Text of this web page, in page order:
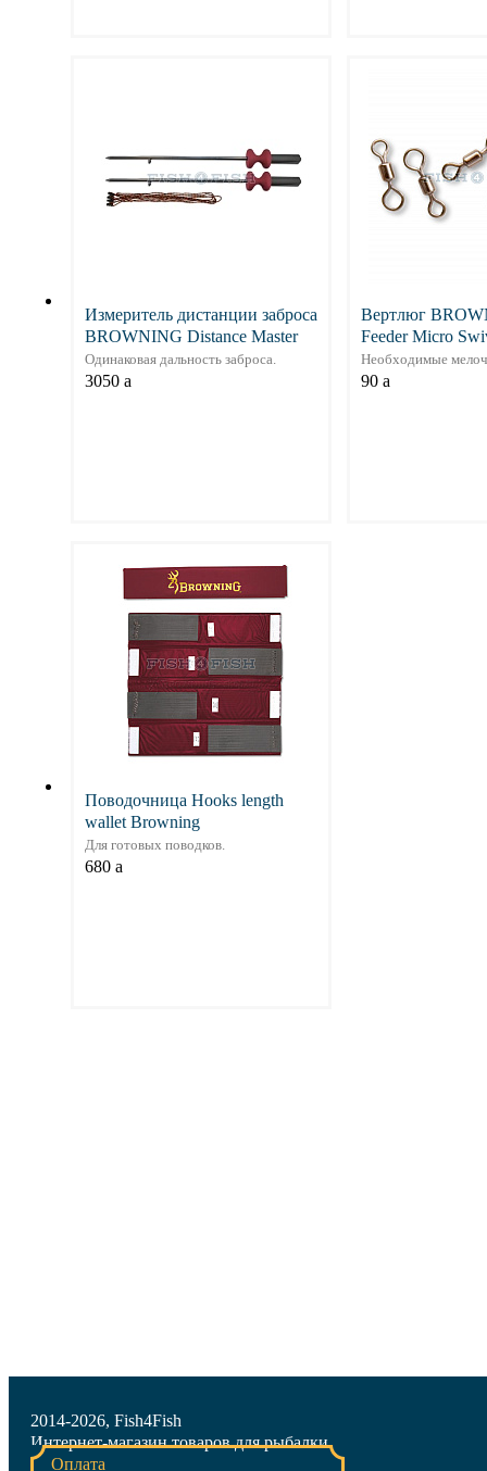
Измеритель дистанции заброса
BROWNING Distance Master
Одинаковая дальность заброса.
3050 a
Вертлюг
Feeder Micro
Необходимые
90 a
Поводочница Hooks length
wallet Browning
Для готовых поводков.
680 a
2014-2026, Fish4Fish
Интернет-магазин товаров для рыбалки
Оплата